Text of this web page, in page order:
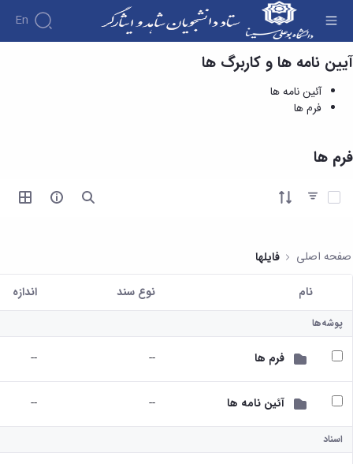
En
اهداف
وظایف
ها
آئین
ها
خدمات
فرایندها
پرونده
شاهد
و
آموزشی
به
درخواست
فرم ها - ستاد دانشجویان شاهد و ایثارگر
آیین نامه ها و کاربرگ ها
آئین نامه ها
فرم ها
فرم ها
آیتم ها را انتخاب کنید
صفحه اصلی فایلها
کاربر انتخاب شده
نام نوع سند اندازه
پوشه‌ها
فرم ها --
--
آئین نامه ها --
--
اسناد